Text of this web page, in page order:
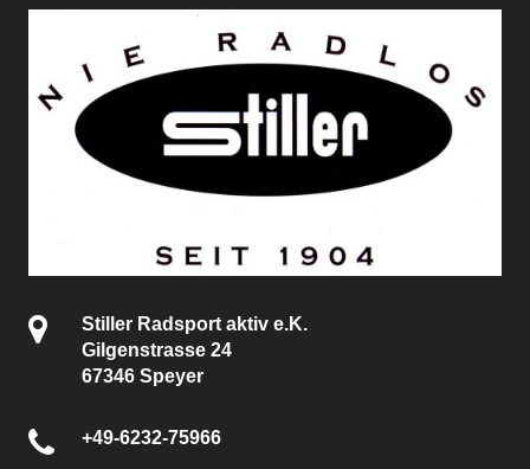
Stiller Radsport aktiv e.K.
Gilgenstrasse 24
67346 Speyer
+49-6232-75966